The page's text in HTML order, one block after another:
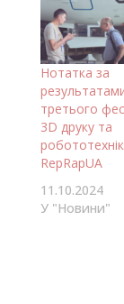
Мейкер Хаб
Авіаційним
Конференція
можливість
представити
результати
досліджень та
напрацювань у
сферах 3D-
Нотатка за
третього
3D друку та
RepRapUA
11.10.2024
У "Новини"